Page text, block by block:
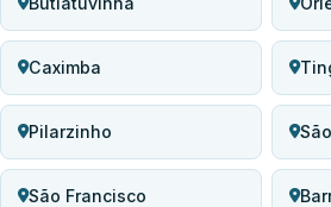
Caximba
Pilarzinho
São Francisco